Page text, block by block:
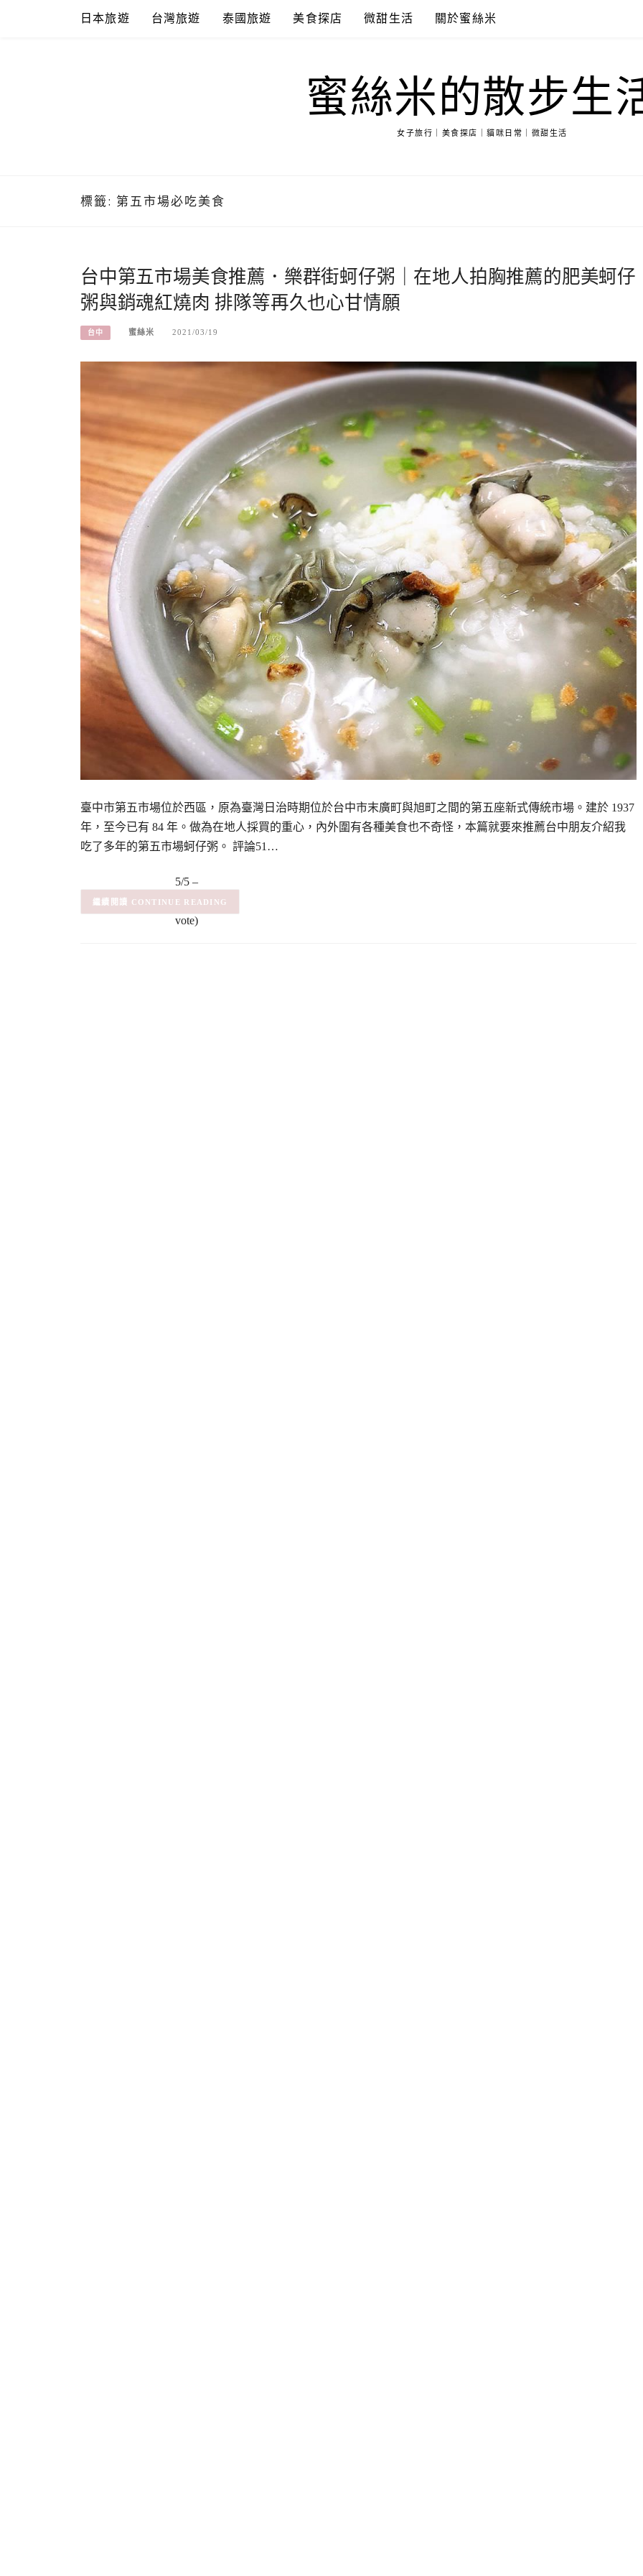
日本旅遊 台灣旅遊 泰國旅遊 美食探店 微甜生活 關於蜜絲米
蜜絲米的散步生
女子旅行｜美食探店｜貓咪日常｜微甜生活
標籤: 第五市場必吃美食
台中第五市場美食推薦．樂群街蚵仔粥｜在地人拍胸推薦的肥美蚵仔
粥與銷魂紅燒肉 排隊等再久也心甘情願
台中 蜜絲米 2021/03/19
臺中市第五市場位於西區，原為臺灣日治時期位於台中市末廣町與旭町之間的第五座新式傳統市場。建於 1937
年，至今已有 84 年。做為在地人採買的重心，內外圍有各種美食也不奇怪，本篇就要來推薦台中朋友介紹我
吃了多年的第五市場蚵仔粥。 評論51…
5/5 –
(1
vote)
CONTINUE READING